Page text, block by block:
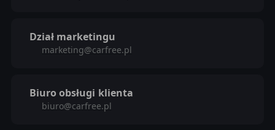
Dział marketingu
marketing@carfree.pl
Biuro obsługi klienta
biuro@carfree.pl